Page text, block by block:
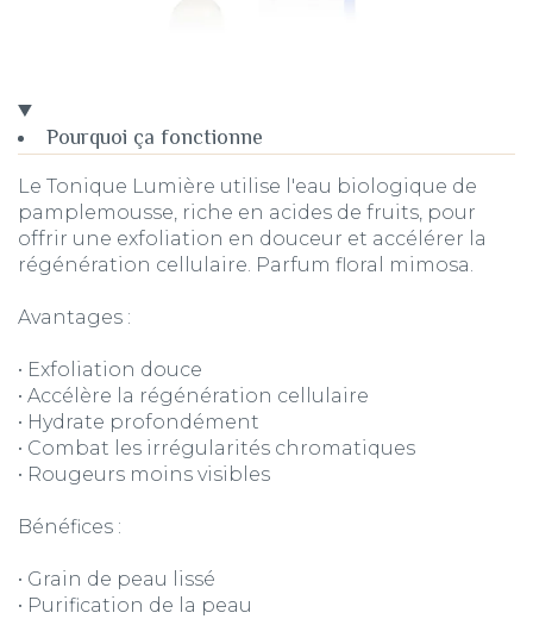
Pourquoi ça fonctionne
Le Tonique Lumière utilise l'eau biologique de
pamplemousse, riche en acides de fruits, pour
offrir une exfoliation en douceur et accélérer la
régénération cellulaire. Parfum floral mimosa.
Avantages :
• Exfoliation douce
• Accélère la régénération cellulaire
• Hydrate profondément
• Combat les irrégularités chromatiques
• Rougeurs moins visibles
Bénéfices :
• Grain de peau lissé
• Purification de la peau